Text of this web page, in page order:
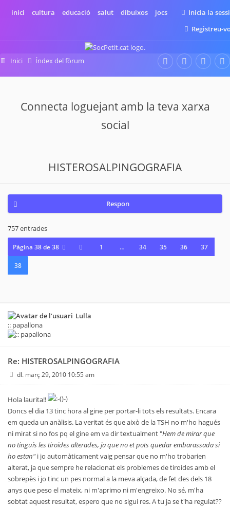
inici cultura educació salut dibuixos jocs
Inicia la
Registreu-
Inici
Índex del fòrum
El desig d'un nou bebè
Connecta loguejant amb la teva xarxa
social
HISTEROSALPINGOGRAFIA
Respon
757 entrades
Pàgina 38de38 1 … 34 35 36 37
38
Lulla
:: papallona
Re: HISTEROSALPINGOGRAFIA
dl. març 29, 2010 10:55 am
Hola laurita!!
Doncs el dia 13 tinc hora al gine per portar-li tots els resultats. Encara
em queda un anàlisis. La veritat és que això de la TSH no m'ho hagués
ni mirat si no fos pq el gine em va dir textualment "Hem de mirar que
no tinguis les tiroides alterades, ja que no et pots quedar embarassada si
ho estan"i jo automàticament vaig pensar que no m'ho trobarien
alterat, ja que sempre he relacionat els problemes de tiroides amb el
sobrepès i jo tinc un pes normal a la meva alçada, de fet des dels 18
anys que peso el mateix, ni m'aprimo ni m'engreixo. No sé, m'ha
sobtat aquest resultat, espero que no sigui res. A tu ja se t'ha regulat??